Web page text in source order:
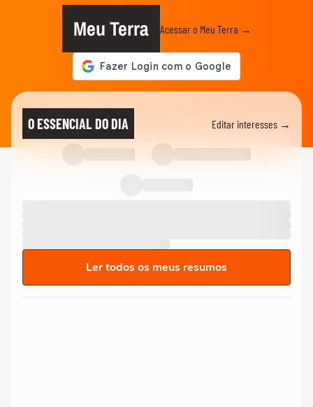
Meu Terra Acessar o Meu Terra →
O ESSENCIAL DO DIA Editar interesses →
Ler todos os meus resumos